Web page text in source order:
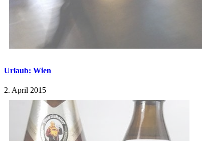
Urlaub: Wien
2. April 2015